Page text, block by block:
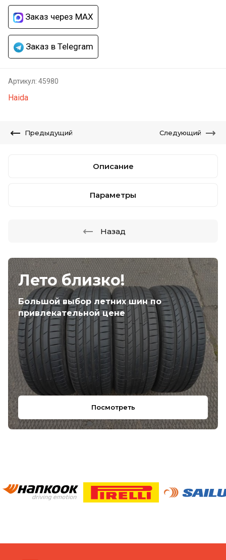
Лето близко!
Большой выбор летних шин по
привлекательной цене
Посмотреть
Заказ через MAX
Заказ в Telegram
Артикул: 45980
Haida
Предыдущий Следующий
Описание
Параметры
Назад